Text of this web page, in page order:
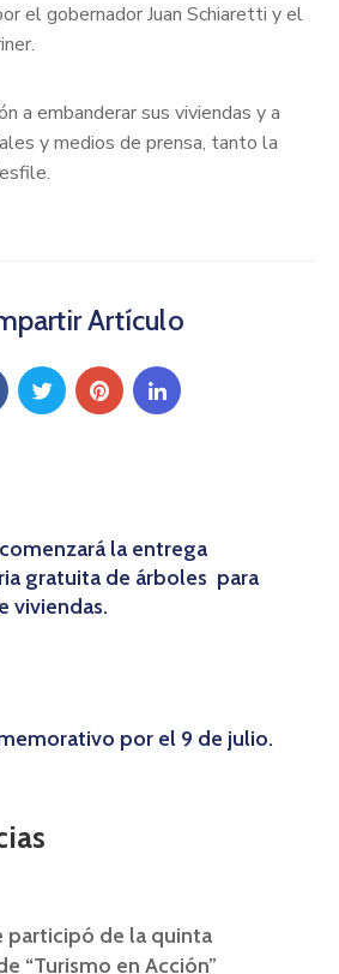
el gobernador Juan Schiaretti y el
a embanderar sus viviendas y a
y medios de prensa, tanto la
Artículo
la entrega
gratuita de árboles para
viviendas.
por el 9 de julio.
participó de la quinta
“Turismo en Acción”